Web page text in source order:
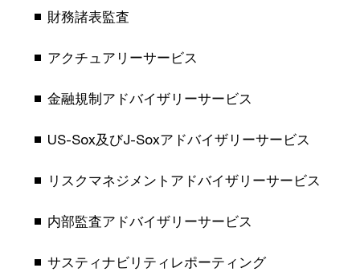
財務諸表監査
アクチュアリーサービス
金融規制アドバイザリーサービス
US-Sox及びJ-Soxアドバイザリーサービス
リスクマネジメントアドバイザリーサービス
内部監査アドバイザリーサービス
サスティナビリティレポーティング